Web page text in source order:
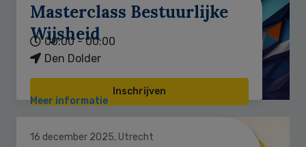
Masterclass Bestuurlijke
Wijsheid
00:00 - 00:00
Den Dolder
Inschrijven
Meer informatie
16 december 2025, Utrecht